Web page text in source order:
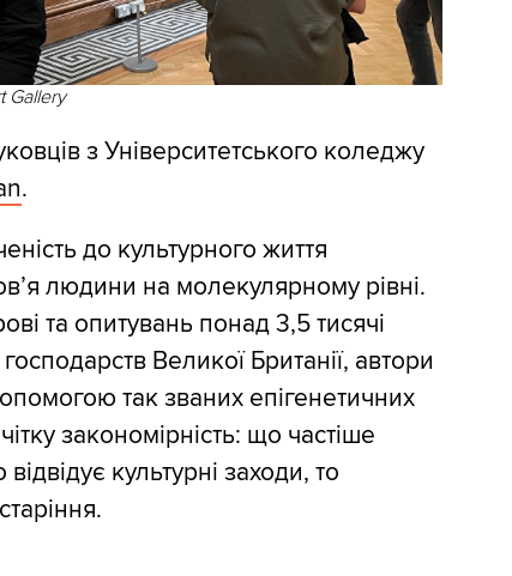
Gallery
з Університетського коледжу
.
до культурного життя
людини на молекулярному рівні.
та опитувань понад 3,5 тисячі
Великої Британії, автори
так званих епігенетичних
закономірність: що частіше
культурні заходи, то